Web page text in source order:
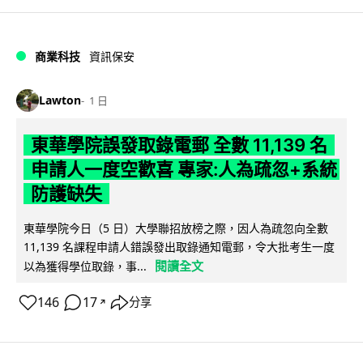
商業科技 資訊保安
Lawton 1 日
東華學院誤發取錄電郵 全數 11,139 名
申請人一度空歡喜 專家:人為疏忽+系統
防護缺失
東華學院今日（5 日）大學聯招放榜之際，因人為疏忽向全數
11,139 名課程申請人錯誤發出取錄通知電郵，令大批考生一度
以為獲得學位取錄，事...
閱讀全文
146 17 ↗ 分享